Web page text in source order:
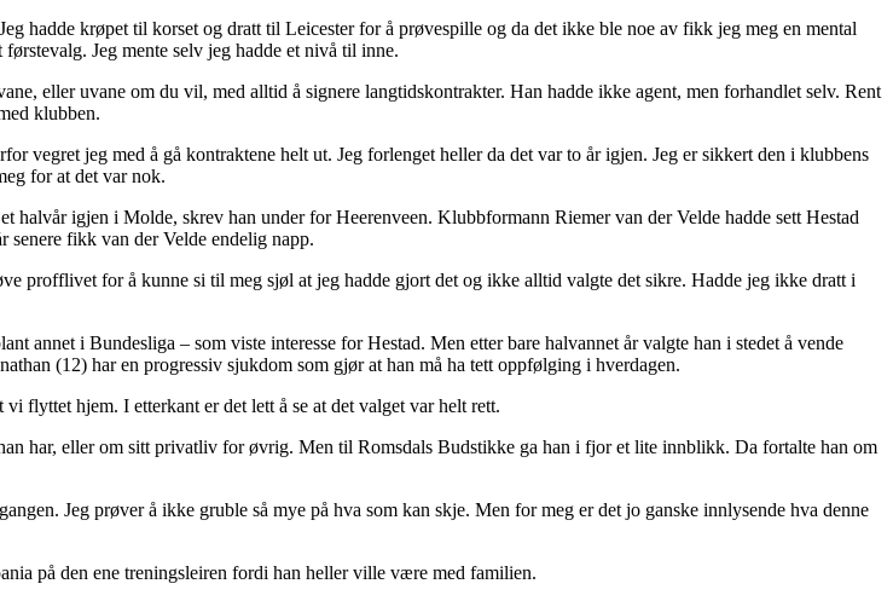
hadde krøpet til korset og dratt til Leicester for å prøvespille og da det ikke ble noe av fikk jeg meg en mental
Jeg mente selv jeg hadde et nivå til inne.
eller uvane om du vil, med alltid å signere langtidskontrakter. Han hadde ikke agent, men forhandlet selv. Rent
klubben.
vegret jeg med å gå kontraktene helt ut. Jeg forlenget heller da det var to år igjen. Jeg er sikkert den i klubbens
for at det var nok.
halvår igjen i Molde, skrev han under for Heerenveen. Klubbformann Riemer van der Velde hadde sett Hestad
senere fikk van der Velde endelig napp.
profflivet for å kunne si til meg sjøl at jeg hadde gjort det og ikke alltid valgte det sikre. Hadde jeg ikke dratt i
annet i Bundesliga – som viste interesse for Hestad. Men etter bare halvannet år valgte han i stedet å vende
(12) har en progressiv sjukdom som gjør at han må ha tett oppfølging i hverdagen.
flyttet hjem. I etterkant er det lett å se at det valget var helt rett.
har, eller om sitt privatliv for øvrig. Men til Romsdals Budstikke ga han i fjor et lite innblikk. Da fortalte han om
Jeg prøver å ikke gruble så mye på hva som kan skje. Men for meg er det jo ganske innlysende hva denne
på den ene treningsleiren fordi han heller ville være med familien.